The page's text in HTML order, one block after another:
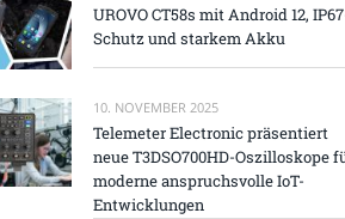
UROVO CT58s mit Android 12,
Schutz und starkem Akku
10. NOVEMBER 2025
Telemeter Electronic präsentiert
neue T3DSO700HD-Oszilloskope
moderne anspruchsvolle IoT-
Entwicklungen